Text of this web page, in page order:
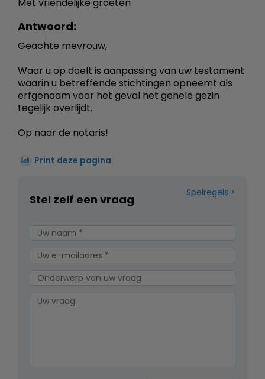
Antwoord:
Geachte mevrouw,
Waar u op doelt is aanpassing van uw testament
waarin u betreffende stichtingen opneemt als
erfgenaam voor het geval het gehele gezin
tegelijk overlijdt.
Op naar de notaris!
Print deze pagina
Spelregels
Stel zelf een vraag